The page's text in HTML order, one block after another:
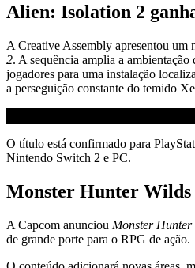
Alien: Isolation 2
A Creative Assembly apresentou um
2. A sequência amplia a
jogadores para uma instalação
a perseguição constante do temido
O título está confirmado para
Nintendo Switch 2 e PC.
Monster Hunter Wilds
A Capcom anunciou Monster Hunter
de grande porte para o RPG de ação.